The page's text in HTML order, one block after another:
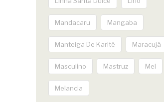
Mandacaru Mangaba
Manteiga De Karité Maracujá
Masculino Mastruz Mel
Melancia